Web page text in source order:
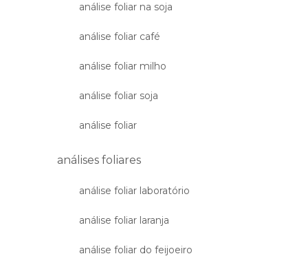
análise foliar na soja
análise foliar café
análise foliar milho
análise foliar soja
análise foliar
análises foliares
análise foliar laboratório
análise foliar laranja
análise foliar do feijoeiro